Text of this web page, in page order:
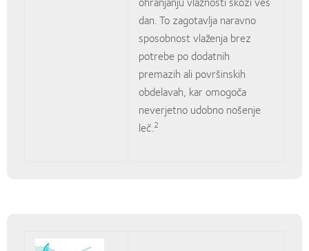
dan. To zagotavlja naravno
sposobnost vlaženja brez
potrebe po dodatnih
premazih ali površinskih
obdelavah, kar omogoča
neverjetno udobno nošenje
leč.2